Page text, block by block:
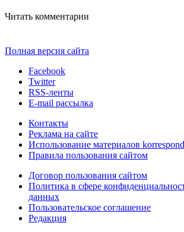
Читать комментарии
Полная версия сайта
Facebook
Twitter
RSS-ленты
E-mail рассылка
Контакты
Реклама на сайте
Использование материалов
Правила пользования сайтом
Договор пользования сайтом
Политика в сфере
данных
Пользовательское соглашение
Редакция